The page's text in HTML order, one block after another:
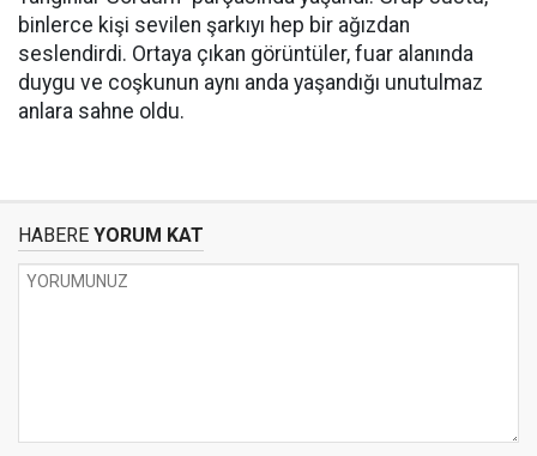
binlerce kişi sevilen şarkıyı hep bir ağızdan
seslendirdi. Ortaya çıkan görüntüler, fuar alanında
duygu ve coşkunun aynı anda yaşandığı unutulmaz
anlara sahne oldu.
HABERE YORUM KAT